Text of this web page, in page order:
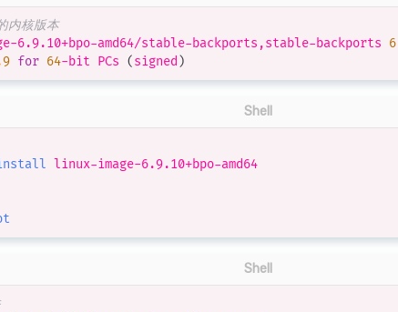
内核版本
6.9.10+bpo-amd64/stable-backports,stable-backports
for 64-bit PCs (signed )
linux-image-6.9.10+bpo-amd64
Shell
Shell